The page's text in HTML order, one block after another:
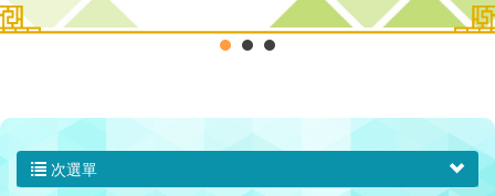
次選單